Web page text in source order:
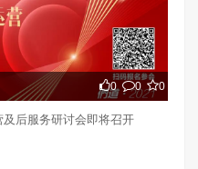
0 0 0
后服务研讨会即将召开